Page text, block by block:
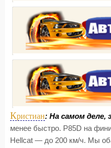
Кристиан: На самом деле,
менее быстро. P85D на
Hellcat — до 200 км/ч. Мы